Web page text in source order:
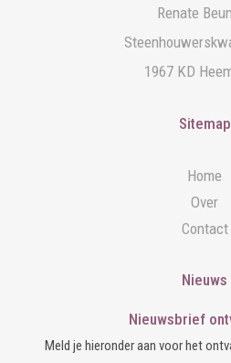
Renate
1967 KD
Sitemap
Home
Over
Contact
Nieuws
Nieuwsbrief
Meld je hieronder aan voor het